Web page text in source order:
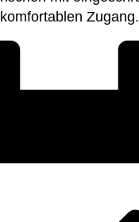
komfortablen Zugang.